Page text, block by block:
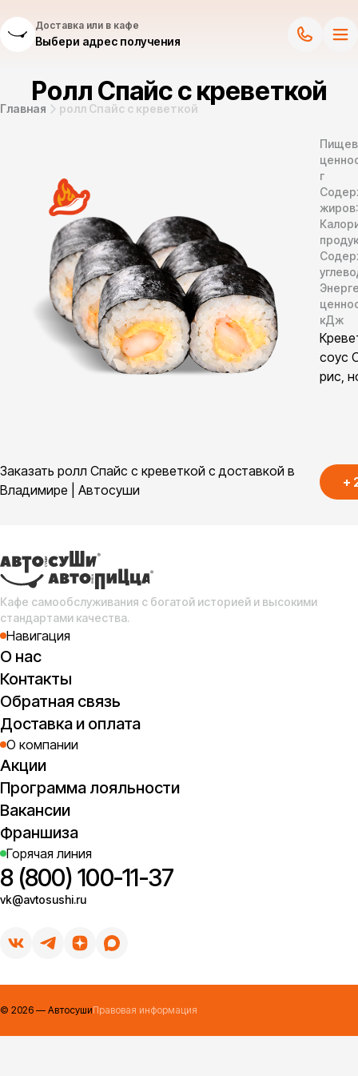
Доставка или в кафе
Выбери адрес получения
Ролл Спайс с креветкой
Главная ролл Спайс с креветкой
Заказать ролл Спайс с креветкой с доставкой в
Владимире | Автосуши
г
кДж
соус
рис,
+
Кафе самообслуживания с богатой историей и высокими
стандартами качества.
Навигация
О нас
Контакты
Обратная связь
Доставка и оплата
О компании
Акции
Программа лояльности
Вакансии
Франшиза
Горячая линия
8 (800) 100-11-37
vk@avtosushi.ru
© 2026 — АвтосушиПравовая информация